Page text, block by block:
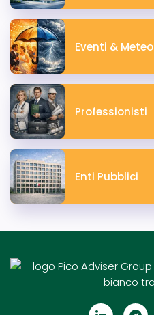
Eventi & Meteo
Professionisti
Enti Pubblici